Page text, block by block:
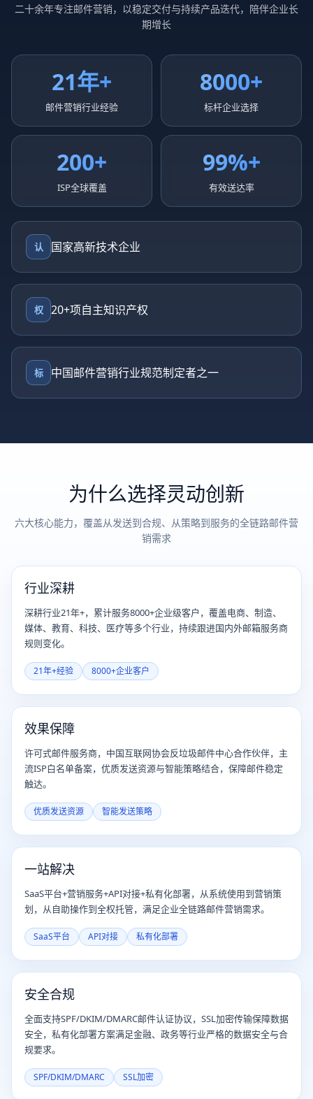
二十余年专注邮件营销，以稳定交付与持续产品迭代，陪伴企业长
期增长
21年+
邮件营销行业经验
8000+
标杆企业选择
200+
ISP全球覆盖
99%+
有效送达率
认 国家高新技术企业
权 20+项自主知识产权
标 中国邮件营销行业规范制定者之一
为什么选择灵动创新
六大核心能力，覆盖从发送到合规、从策略到服务的全链路邮件营
销需求
行业深耕
深耕行业21年+，累计服务8000+企业级客户，覆盖电商、制造、
媒体、教育、科技、医疗等多个行业，持续跟进国内外邮箱服务商
规则变化。
21年+经验 8000+企业客户
效果保障
许可式邮件服务商，中国互联网协会反垃圾邮件中心合作伙伴，主
流ISP白名单备案，优质发送资源与智能策略结合，保障邮件稳定
触达。
优质发送资源 智能发送策略
一站解决
SaaS平台+营销服务+API对接+私有化部署，从系统使用到营销策
划，从自助操作到全权托管，满足企业全链路邮件营销需求。
SaaS平台 API对接 私有化部署
安全合规
全面支持SPF/DKIM/DMARC邮件认证协议，SSL加密传输保障数据
安全，私有化部署方案满足金融、政务等行业严格的数据安全与合
规要求。
SPF/DKIM/DMARC SSL加密